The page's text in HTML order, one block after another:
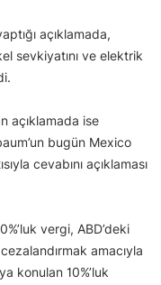
açıklamada,
sevkiyatını ve elektrik
açıklamada ise
bugün Mexico
cevabını açıklaması
vergi, ABD’deki
amacıyla
konulan 10%’luk